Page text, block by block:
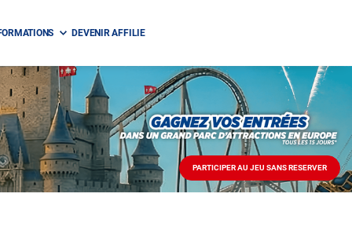
DEVENIR AFFILIE
PARTICIPER AU JEU SANS RESERVER
PARTICIPER
AU
JEU